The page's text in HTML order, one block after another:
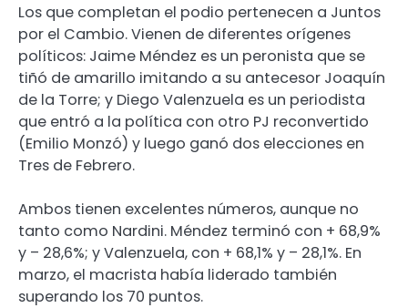
Los que completan el podio pertenecen a Juntos
por el Cambio. Vienen de diferentes orígenes
políticos: Jaime Méndez es un peronista que se
tiñó de amarillo imitando a su antecesor Joaquín
de la Torre; y Diego Valenzuela es un periodista
que entró a la política con otro PJ reconvertido
(Emilio Monzó) y luego ganó dos elecciones en
Tres de Febrero.
Ambos tienen excelentes números, aunque no
tanto como Nardini. Méndez terminó con + 68,9%
y – 28,6%; y Valenzuela, con + 68,1% y – 28,1%. En
marzo, el macrista había liderado también
superando los 70 puntos.